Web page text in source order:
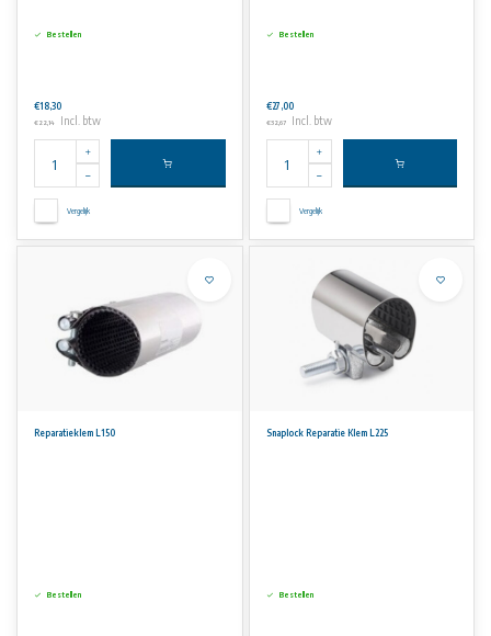
Bestellen
€18,30
€22,14 Incl. btw
Vergelijk
Bestellen
€27,00
€32,67 Incl. btw
Vergelijk
Reparatieklem L150
Bestellen
Snaplock Reparatie Klem L225
Bestellen